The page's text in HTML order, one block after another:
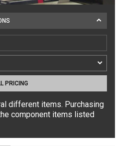
PRICING
different items. Purchasing
component items listed